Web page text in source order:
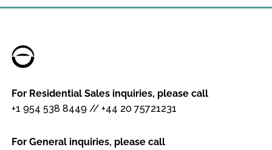
For Residential Sales inquiries, please call
+1 954 538 8449 // +44 20 75721231
For General inquiries, please call